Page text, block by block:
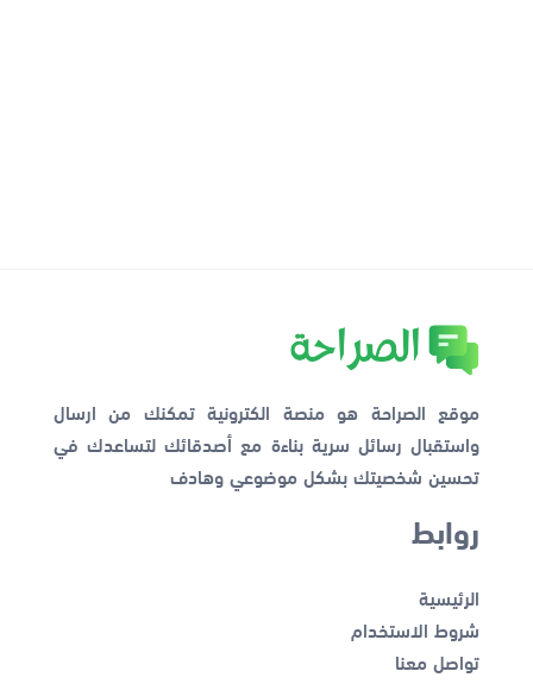
موقع الصراحة هو منصة الكترونية تمكنك من ارسال
واستقبال رسائل سرية بناءة مع أصدقائك لتساعدك في
تحسين شخصيتك بشكل موضوعي وهادف
روابط
الرئيسية
شروط الاستخدام
تواصل معنا